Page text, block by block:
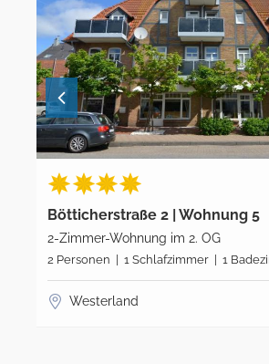
Bötticherstraße 2 | Wohnung 5
2-Zimmer-Wohnung im 2. OG
2 Personen | 1 Schlafzimmer | 1
Westerland